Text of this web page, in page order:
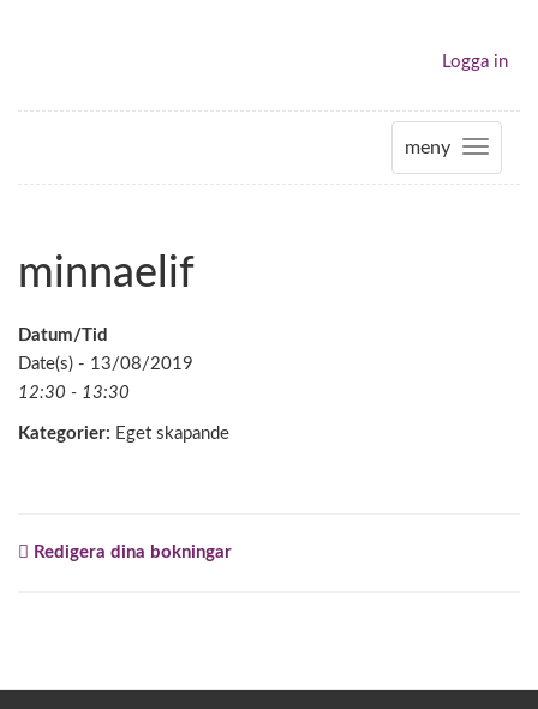
Logga in
meny
T
o
minnaelif
Datum/Tid
Date(s) - 13/08/2019
12:30 - 13:30
Kategorier: Eget skapande
Redigera dina bokningar